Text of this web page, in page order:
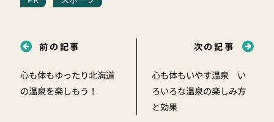
前の記事
心も体もゆったり北海道
の温泉を楽しもう！
次の記事
心も体もいやす温泉 い
ろいろな温泉の楽しみ方
と効果